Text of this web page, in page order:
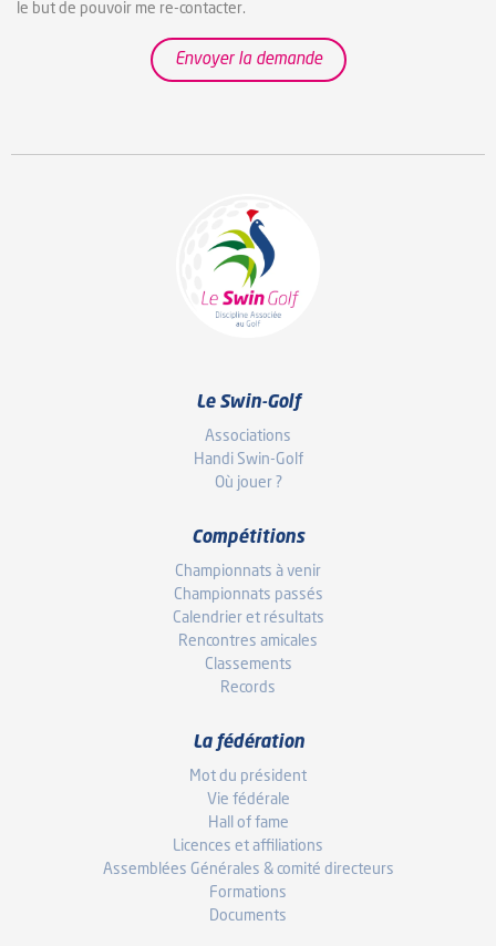
le but de pouvoir me re-contacter.
Envoyer la demande
Le Swin-Golf
Associations
Handi Swin-Golf
Où jouer ?
Compétitions
Championnats à venir
Championnats passés
Calendrier et résultats
Rencontres amicales
Classements
Records
La fédération
Mot du président
Vie fédérale
Hall of fame
Licences et affiliations
Assemblées Générales & comité directeurs
Formations
Documents